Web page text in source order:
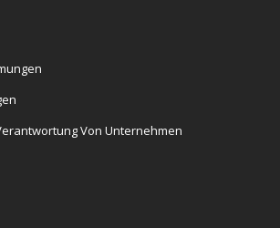
Von Unternehmen